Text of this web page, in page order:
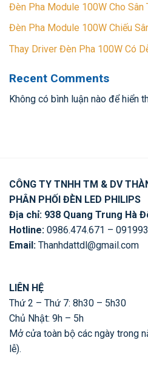
Đèn Pha Module 100W Cho Sân
Đèn Pha Module 100W Chiếu
Thay Driver Đèn Pha 100W Có
Recent Comments
Không có bình luận nào để hiển
CÔNG TY TNHH TM & DV
PHÂN PHỐI ĐÈN LED PHILIPS
Địa chỉ: 938 Quang Trung Hà
Hotline: 0986.474.671 –
Email: Thanhdattdl@gmail.com
LIÊN HỆ
Thứ 2 – Thứ 7: 8h30 – 5h30
Chủ Nhật: 9h – 5h
Mở cửa toàn bộ các ngày trong
lễ).